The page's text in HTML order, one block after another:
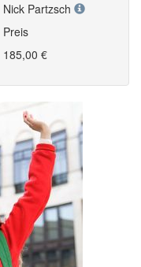
Nick Partzsch
Preis
185,00 €